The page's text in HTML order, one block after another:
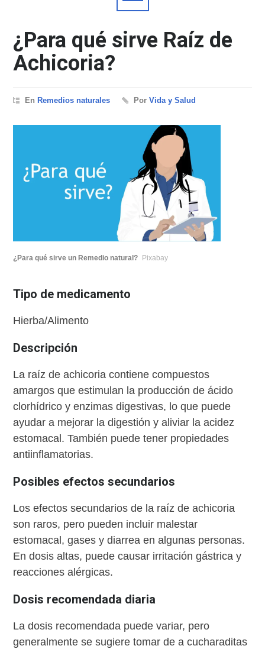
¿Para qué sirve Raíz de
Achicoria?
En Remedios naturales PorVida y Salud
¿Para qué sirve un Remedio natural? Pixabay
Tipo de medicamento
Hierba/Alimento
Descripción
La raíz de achicoria contiene compuestos
amargos que estimulan la producción de ácido
clorhídrico y enzimas digestivas, lo que puede
ayudar a mejorar la digestión y aliviar la acidez
estomacal. También puede tener propiedades
antiinflamatorias.
Posibles efectos secundarios
Los efectos secundarios de la raíz de achicoria
son raros, pero pueden incluir malestar
estomacal, gases y diarrea en algunas personas.
En dosis altas, puede causar irritación gástrica y
reacciones alérgicas.
Dosis recomendada diaria
La dosis recomendada puede variar, pero
generalmente se sugiere tomar de a cucharaditas